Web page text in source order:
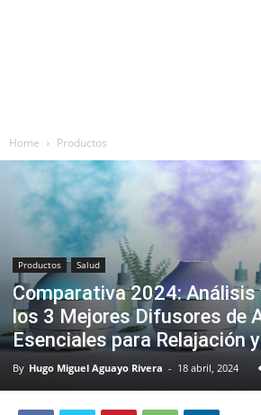
Home Productos
Productos Salud
Comparativa 2024: Análisis
los 3 Mejores Difusores de
Esenciales para Relajación
By Hugo Miguel Aguayo Rivera - 18 abril, 2024